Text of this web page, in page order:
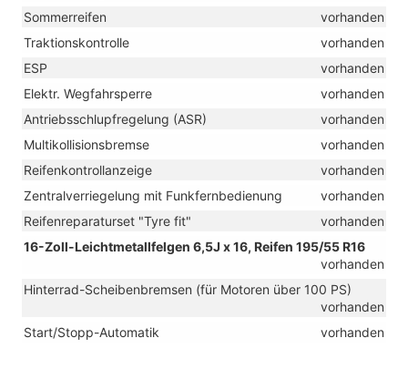
Sommerreifen
vorhanden
Traktionskontrolle
vorhanden
ESP
vorhanden
Elektr. Wegfahrsperre
vorhanden
Antriebsschlupfregelung (ASR)
vorhanden
Multikollisionsbremse
vorhanden
Reifenkontrollanzeige
vorhanden
Zentralverriegelung mit Funkfernbedienung
vorhanden
Reifenreparaturset "Tyre fit"
vorhanden
16-Zoll-Leichtmetallfelgen 6,5J x 16, Reifen 195/55 R16
vorhanden
Hinterrad-Scheibenbremsen (für Motoren über 100 PS)
vorhanden
Start/Stopp-Automatik
vorhanden